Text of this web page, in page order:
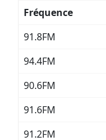
Fréquence
91.8FM
94.4FM
90.6FM
91.6FM
91.2FM